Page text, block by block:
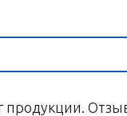
продукции.